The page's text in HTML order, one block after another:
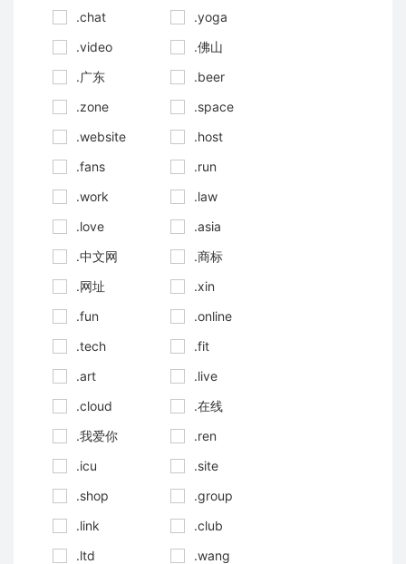
.chat
.yoga
.video
.佛山
.广东
.beer
.zone
.space
.website
.host
.fans
.run
.work
.law
.love
.asia
.中文网
.商标
.网址
.xin
.fun
.online
.tech
.fit
.art
.live
.cloud
.在线
.我爱你
.ren
.icu
.site
.shop
.group
.link
.club
.ltd
.wang